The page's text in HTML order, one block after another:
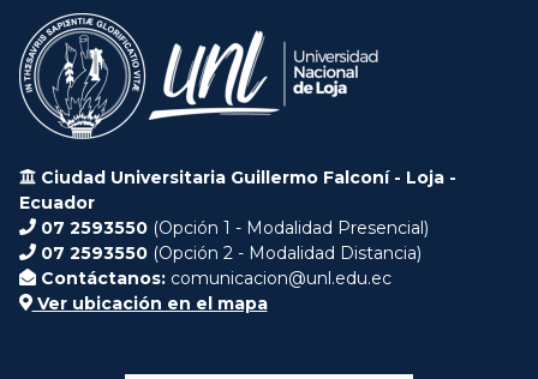
Ciudad Universitaria Guillermo Falconí - Loja -
Ecuador
07 2593550 (Opción 1 - Modalidad Presencial)
07 2593550 (Opción 2 - Modalidad Distancia)
Contáctanos: comunicacion@unl.edu.ec
Ver ubicación en el mapa